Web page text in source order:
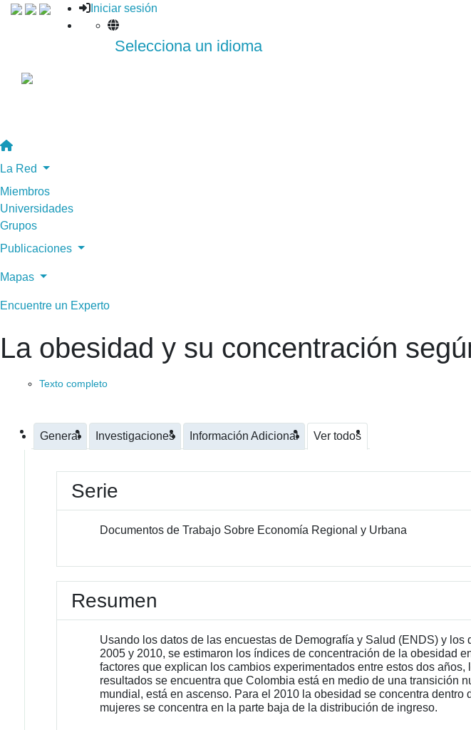
Iniciar sesión
Selecciona un idioma
La Red
Miembros
Universidades
Grupos
Publicaciones
Mapas
Encuentre un Experto
La obesidad y su concentración
Texto completo
General Investigaciones Información Adicional Ver todos
Serie
Documentos de Trabajo Sobre Economía Regional y Urbana
Resumen
Usando los datos de las encuestas de Demografía y Salud (ENDS) y
2005 y 2010, se estimaron los índices de concentración de la obesidad
factores que explican los cambios experimentados entre estos dos
resultados se encuentra que Colombia está en medio de una transición
mundial, está en ascenso. Para el 2010 la obesidad se concentra
mujeres se concentra en la parte baja de la distribución de ingreso.